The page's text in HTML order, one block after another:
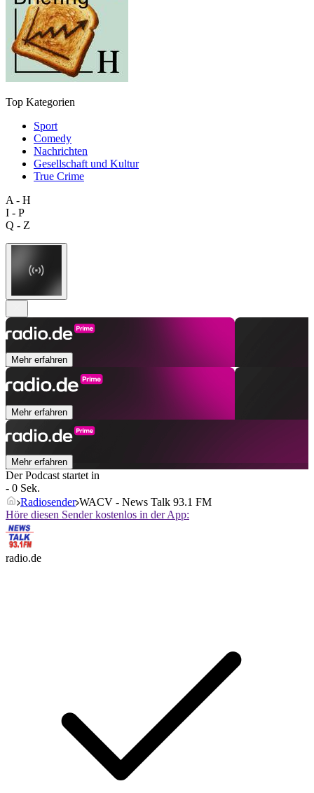
Top Kategorien
Sport
Comedy
Nachrichten
Gesellschaft und Kultur
True Crime
A - H
I - P
Q - Z
Mehr erfahren
Mehr erfahren
Mehr erfahren
Der Podcast startet in
- 0 Sek.
Radiosender WACV - News Talk 93.1 FM
Höre diesen Sender kostenlos in der App:
radio.de